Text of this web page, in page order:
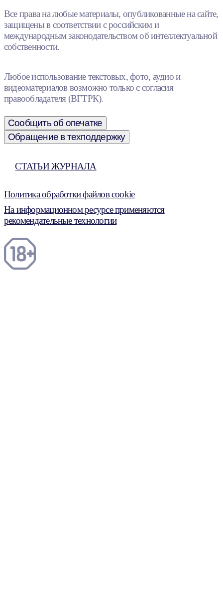
Все права на любые материалы, опубликованные на сайте,
защищены в соответствии с российским и
международным законодательством об интеллектуальной
собственности.
Любое использование текстовых, фото, аудио и
видеоматериалов возможно только с согласия
правообладателя (ВГТРК).
Сообщить об опечатке
Обращение в техподдержку
СТАТЬИ ЖУРНАЛА
Политика обработки файлов cookie
На информационном ресурсе применяются
рекомендательные технологии